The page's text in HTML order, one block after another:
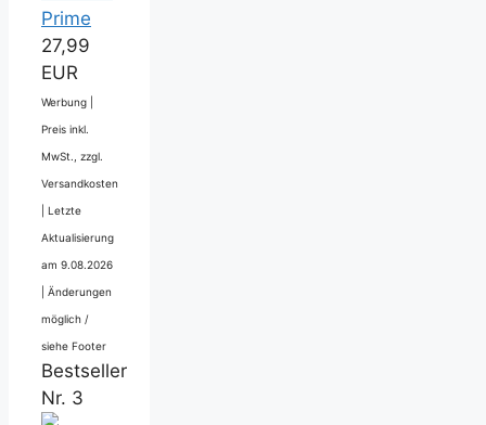
27,99
EUR
Werbung |
Preis inkl.
MwSt., zzgl.
Versandkosten
Letzte
Aktualisierung
am 9.08.2026
Änderungen
möglich /
siehe Footer
Bestseller
Nr. 3